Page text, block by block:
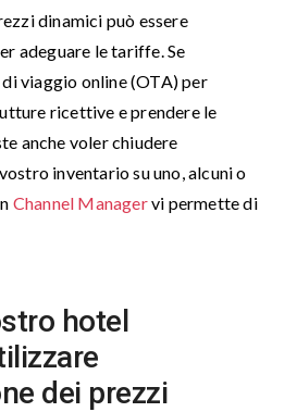
dinamici può essere
adeguare le tariffe. Se
viaggio online (OTA) per
ricettive e prendere le
anche voler chiudere
inventario su uno, alcuni o
Channel Managervi permette di
hotel
dei prezzi